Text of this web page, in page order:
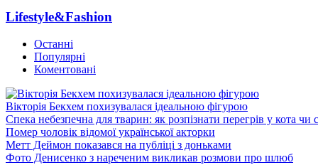
Lifestyle&Fashion
Останні
Популярні
Коментовані
Вікторія Бекхем похизувалася ідеальною фігурою
Спека небезпечна для тварин: як розпізнати перегрів у кота чи
Помер чоловік відомої української акторки
Метт Деймон показався на публіці з доньками
Фото Денисенко з нареченим викликав розмови про шлюб